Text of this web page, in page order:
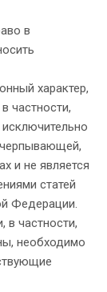
в
характер,
частности,
и не является
статей
Федерации.
в частности,
необходимо